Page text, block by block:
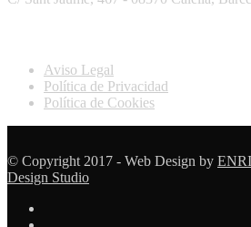
Aviso Legal
Política de Privacidad
Política de Cookies
© Copyright 2017 - Web Design by
Design Studio